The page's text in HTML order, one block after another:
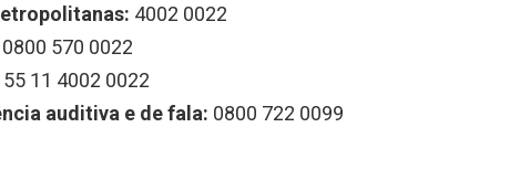
4002 0022
0800 570 0022
55 11 4002 0022
auditiva e de fala: 0800 722 0099